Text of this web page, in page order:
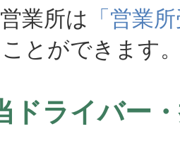
所は 「営業
とができます
ドライバー